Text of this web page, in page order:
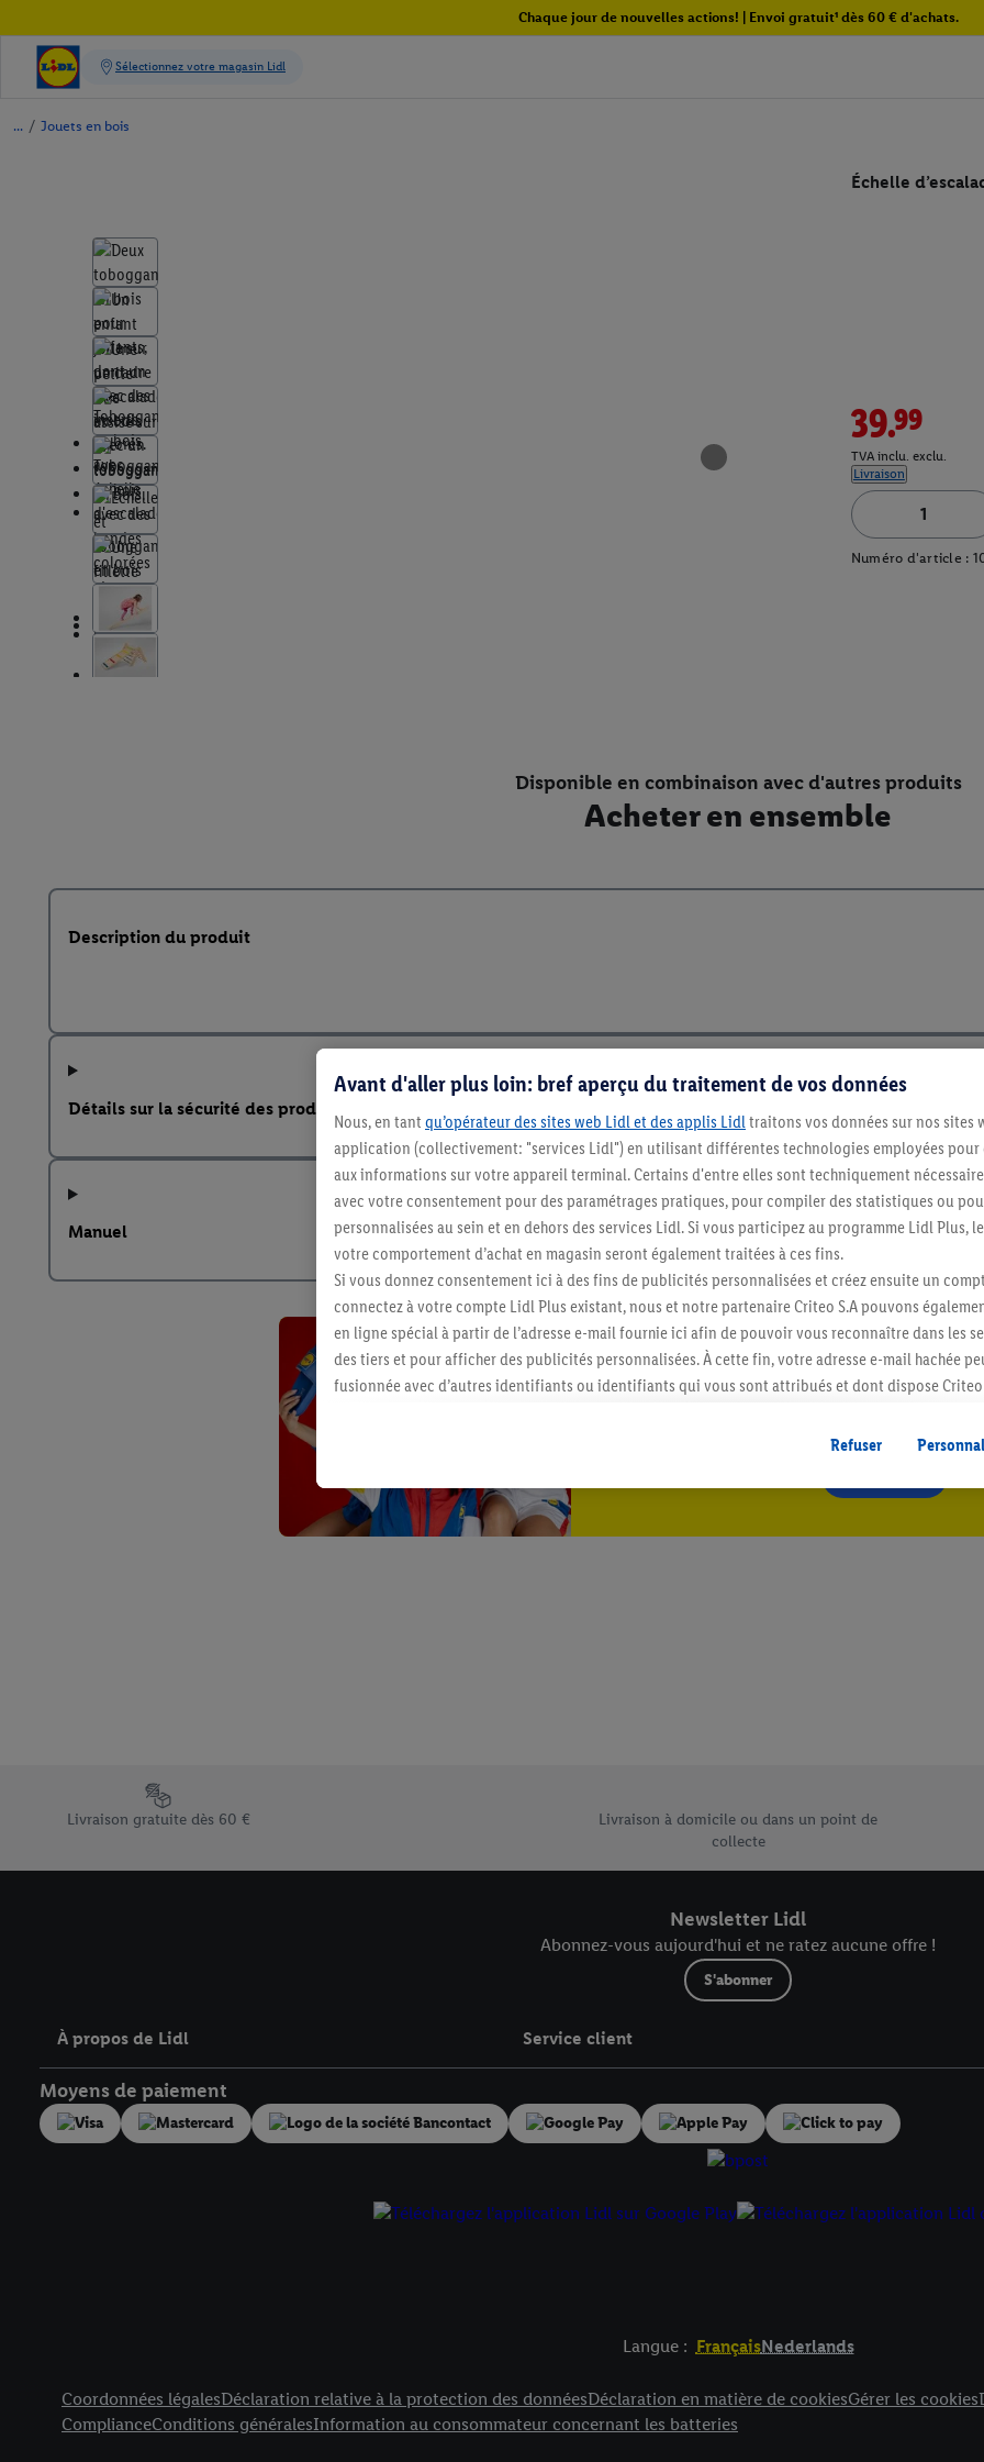
Chaque jour de nouvelles actions! | Envoi gratuit¹ dès 60 € d'achats.
/ Jouets en bois
Échelle
39.99
TVA inclu. exclu.
Livraison
Numéro d'article :
Disponible en combinaison avec d'autres produits
Acheter en ensemble
Description du produit
Détails sur la sécurité des produits
Manuel
Restez au
Élément du pied de page avec les différents arguments de vente uniques de Lidl.be
Livraison gratuite dès 60 €
Livraison à domicile ou dans un point de
collecte
Newsletter Lidl
Abonnez-vous aujourd'hui et ne ratez aucune offre !
S'abonner
À propos de Lidl Service client
Moyens de paiement
Langue : FrançaisNederlands
Coordonnées légalesDéclaration relative à la protection des donnéesDéclaration en matière de cookiesGérer les cookies
ComplianceConditions généralesInformation au consommateur concernant les batteries
Avant d'aller plus loin: bref aperçu du traitement de vos données
Nous, en tant qu’opérateur des sites web Lidl et des applis Lidltraitons vos données sur nos sites
application (collectivement: "services Lidl") en utilisant différentes technologies employées pour
aux informations sur votre appareil terminal. Certains d'entre elles sont techniquement
avec votre consentement pour des paramétrages pratiques, pour compiler des statistiques ou
personnalisées au sein et en dehors des services Lidl. Si vous participez au programme Lidl Plus,
votre comportement d’achat en magasin seront également traitées à ces fins.
Si vous donnez consentement ici à des fins de publicités personnalisées et créez ensuite un
connectez à votre compte Lidl Plus existant, nous et notre partenaire Criteo S.A pouvons
en ligne spécial à partir de l’adresse e-mail fournie ici afin de pouvoir vous reconnaître dans les
des tiers et pour afficher des publicités personnalisées. À cette fin, votre adresse e-mail hachée
fusionnée avec d’autres identifiants ou identifiants qui vous sont attribués et dont dispose Criteo
vous avez montré de l’intérêt (par exemple en plaçant le produit dans un panier d’un webshop
l’achat) peuvent également être affichées sur plusieurs apppareils et plusieurs services de Lidl si
plusieurs services de Lidl peuvent vous être attribués en utilisant votre adresse e-mail hachée et,
identifiants/identifiants dont dispose Criteo S.A.
Sous « Personnaliser », vous pouvez autoriser des finalités individuelles et trouver de plus
Refuser